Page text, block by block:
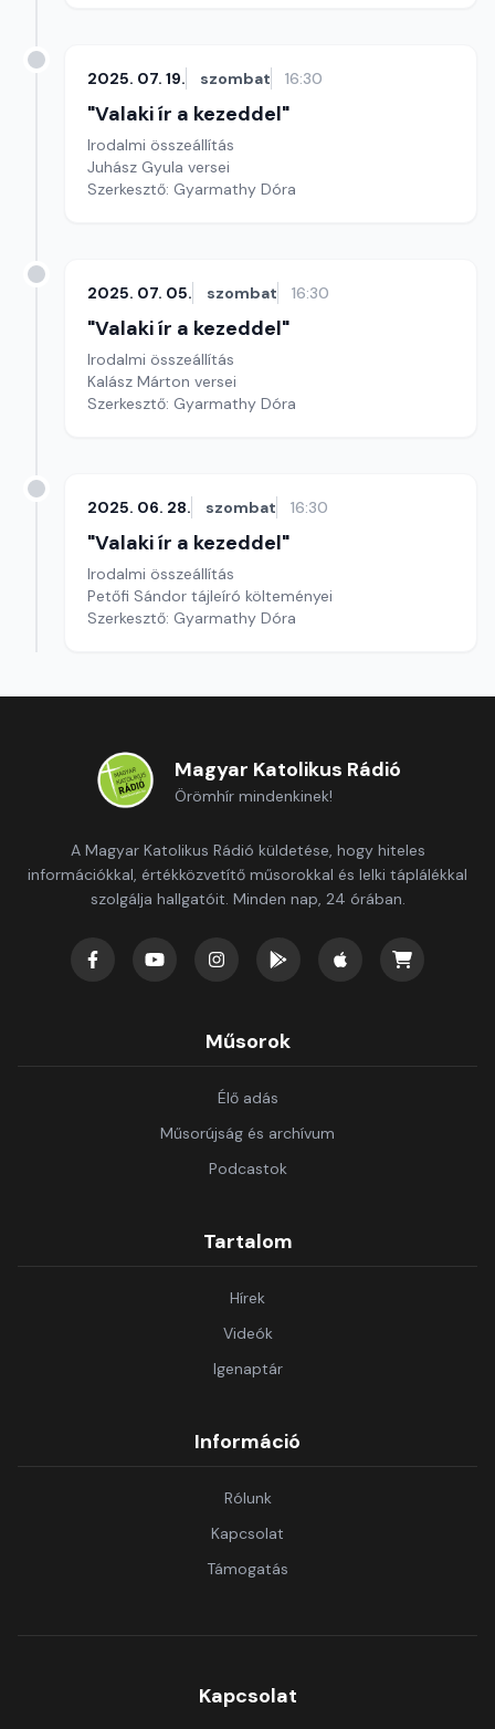
2025. 07. 19. szombat 16:30
"Valaki ír a kezeddel"
Irodalmi összeállítás
Juhász Gyula versei
Szerkesztő: Gyarmathy Dóra
2025. 07. 05. szombat 16:30
"Valaki ír a kezeddel"
Irodalmi összeállítás
Kalász Márton versei
Szerkesztő: Gyarmathy Dóra
2025. 06. 28. szombat 16:30
"Valaki ír a kezeddel"
Irodalmi összeállítás
Petőfi Sándor tájleíró költeményei
Szerkesztő: Gyarmathy Dóra
Magyar Katolikus Rádió
Örömhír mindenkinek!
A Magyar Katolikus Rádió küldetése, hogy hiteles
információkkal, értékközvetítő műsorokkal és lelki táplálékkal
szolgálja hallgatóit. Minden nap, 24 órában.
Műsorok
Élő adás
Műsorújság és archívum
Podcastok
Tartalom
Hírek
Videók
Igenaptár
Információ
Rólunk
Kapcsolat
Támogatás
Kapcsolat